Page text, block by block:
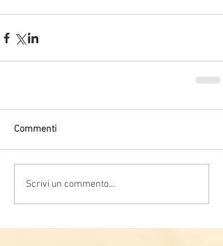
Commenti
Scrivi un commento...